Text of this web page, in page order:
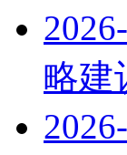
略建